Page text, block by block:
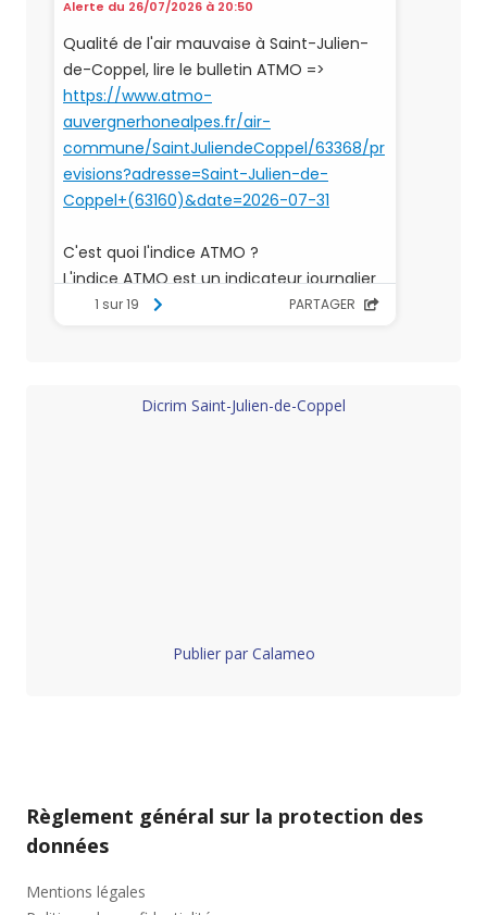
Dicrim Saint-Julien-de-Coppel
Publier par Calameo
Règlement général sur la protection des
données
Mentions légales